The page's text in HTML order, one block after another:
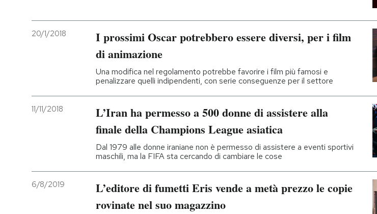
20/1/2018
I prossimi Oscar potrebbero essere diversi, per i film
di animazione
Una modifica nel regolamento potrebbe favorire i film più famosi e
penalizzare quelli indipendenti, con serie conseguenze per il settore
11/11/2018
L’Iran ha permesso a 500 donne di assistere alla
finale della Champions League asiatica
Dal 1979 alle donne iraniane non è permesso di assistere a eventi sportivi
maschili, ma la FIFA sta cercando di cambiare le cose
6/8/2019
L’editore di fumetti Eris vende a metà prezzo le copie
rovinate nel suo magazzino